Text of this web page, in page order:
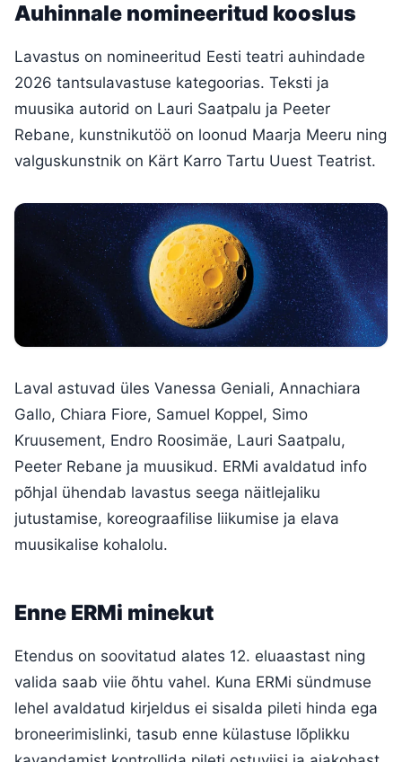
Auhinnale nomineeritud kooslus
Lavastus on nomineeritud Eesti teatri auhindade
2026 tantsulavastuse kategoorias. Teksti ja
muusika autorid on Lauri Saatpalu ja Peeter
Rebane, kunstnikutöö on loonud Maarja Meeru ning
valguskunstnik on Kärt Karro Tartu Uuest Teatrist.
Laval astuvad üles Vanessa Geniali, Annachiara
Gallo, Chiara Fiore, Samuel Koppel, Simo
Kruusement, Endro Roosimäe, Lauri Saatpalu,
Peeter Rebane ja muusikud. ERMi avaldatud info
põhjal ühendab lavastus seega näitlejaliku
jutustamise, koreograafilise liikumise ja elava
muusikalise kohalolu.
Enne ERMi minekut
Etendus on soovitatud alates 12. eluaastast ning
valida saab viie õhtu vahel. Kuna ERMi sündmuse
lehel avaldatud kirjeldus ei sisalda pileti hinda ega
broneerimislinki, tasub enne külastuse lõplikku